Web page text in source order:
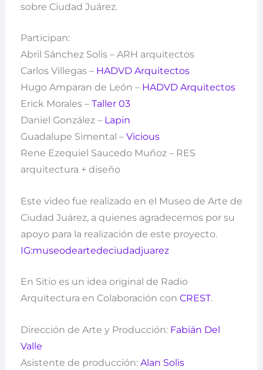
sobre Ciudad Juárez.
Participan:
Abril Sánchez Solis – ARH arquitectos
Carlos Villegas – HADVD Arquitectos
Hugo Amparan de León – HADVD Arquitectos
Erick Morales – Taller 03
Daniel González – Lapin
Guadalupe Simental – Vicious
Rene Ezequiel Saucedo Muñoz – RES
arquitectura + diseño
Este video fue realizado en el Museo de Arte de
Ciudad Juárez, a quienes agradecemos por su
apoyo para la realización de este proyecto.
IG:museodeartedeciudadjuarez
En Sitio es un idea original de Radio
Arquitectura en Colaboración con CREST.
Dirección de Arte y Producción: Fabián Del
Valle
Asistente de producción: Alan Solis